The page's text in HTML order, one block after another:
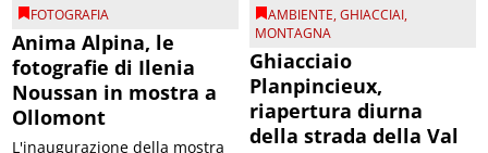
FOTOGRAFIA
Anima Alpina, le
fotografie di Ilenia
Noussan in mostra a
Ollomont
L'inaugurazione della mostra
AMBIENTE,GHIACCIAI,
MONTAGNA
Ghiacciaio
Planpincieux,
riapertura diurna
della strada della Val